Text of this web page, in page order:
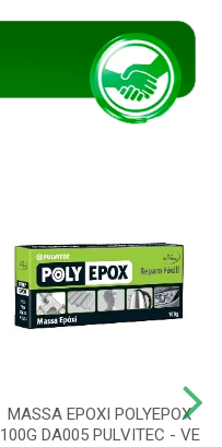
MASSA EPOXI POLYEPOX
100G DA005 PULVITEC - VE